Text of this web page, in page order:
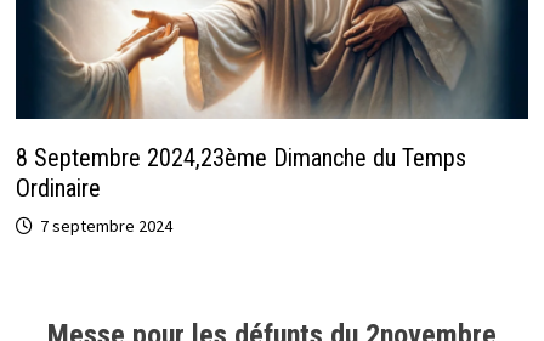
8 Septembre 2024,23ème Dimanche du Temps
Ordinaire
7 septembre 2024